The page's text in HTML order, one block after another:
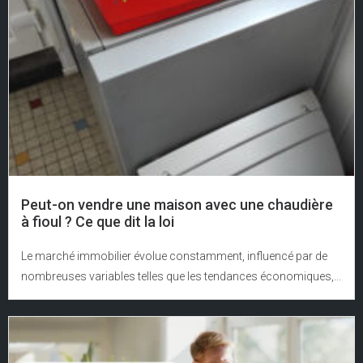
Peut-on vendre une maison avec une chaudière
à fioul ? Ce que dit la loi
Le marché immobilier évolue constamment, influencé par de
nombreuses variables telles que les tendances économiques,...